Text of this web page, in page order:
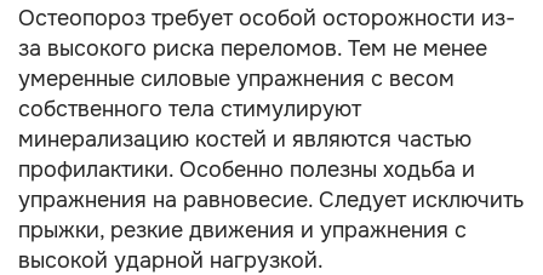
Остеопороз требует особой осторожности из-
за высокого риска переломов. Тем не менее
умеренные силовые упражнения с весом
собственного тела стимулируют
минерализацию костей и являются частью
профилактики. Особенно полезны ходьба и
упражнения на равновесие. Следует исключить
прыжки, резкие движения и упражнения с
высокой ударной нагрузкой.